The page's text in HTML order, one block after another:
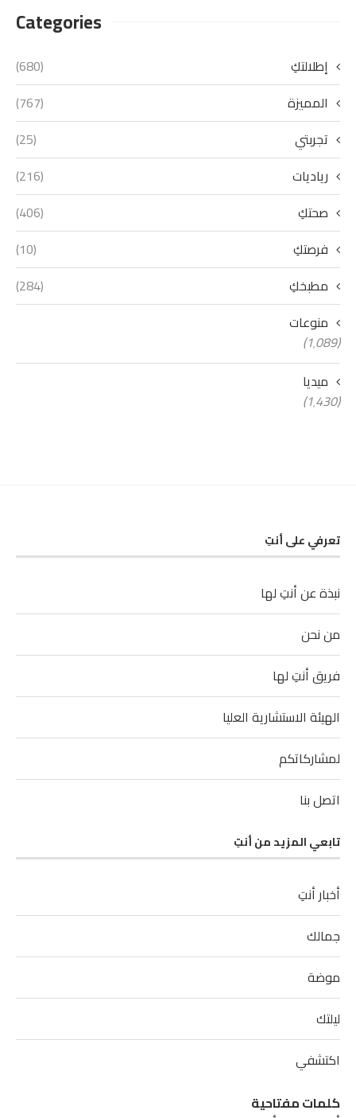
Categories
إطلالتكِ
(680)
المميزة
(767)
تجربتي
(25)
رياديات
(216)
صحتكِ
(406)
فرصتكِ
(10)
مطبخكِ
(284)
منوعات
(1٬089)
ميديا
(1٬430)
تعرفي على أنتِ
نبذة عن أنتِ لها
من نحن
فريق أنتِ لها
الهيئة الاستشارية العليا
لمشاركاتكم
اتصل بنا
تابعي المزيد من أنتِ
أخبار أنتِ
جمالك
موضة
ليلتك
اكتشفي
كلمات مفتاحية